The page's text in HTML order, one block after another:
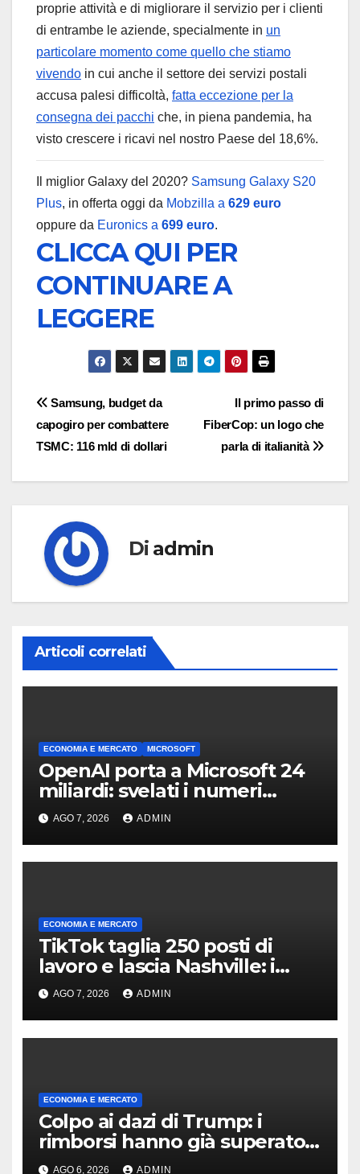
proprie attività e di migliorare il servizio per i clienti
di entrambe le aziende, specialmente in un
particolare momento come quello che stiamo
vivendo in cui anche il settore dei servizi postali
accusa palesi difficoltà, fatta eccezione per la
consegna dei pacchi che, in piena pandemia, ha
visto crescere i ricavi nel nostro Paese del 18,6%.
Il miglior Galaxy del 2020? Samsung Galaxy S20
Plus, in offerta oggi da Mobzilla a 629 euro
oppure da Euronics a 699 euro.
CLICCA QUI PER
CONTINUARE A
LEGGERE
Navigazione
articoli
Il primo passo di
FiberCop: un logo che
parla di italianità
Samsung, budget da
capogiro per combattere
TSMC: 116 mld di dollari
Di admin
Articoli correlati
ECONOMIA E MERCATO MICROSOFT
OpenAI porta a Microsoft 24
miliardi: svelati i numeri
dellaccordo
AGO 7, 2026 ADMIN
ECONOMIA E MERCATO
TikTok taglia 250 posti di
lavoro e lascia Nashville: i
motivi della scelta
AGO 7, 2026 ADMIN
ECONOMIA E MERCATO
Colpo ai dazi di Trump: i
rimborsi hanno già superato i
100 miliardi di dollari
AGO 6, 2026 ADMIN